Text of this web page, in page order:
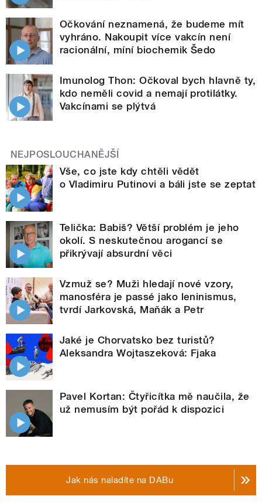
Očkování neznamená, že budeme mít
vyhráno. Nakoupit více vakcín není
racionální, míní biochemik Šedo
Imunolog Thon: Očkoval bych hlavně ty,
kdo neměli covid a nemají protilátky.
Vakcínami se plýtvá
NEJPOSLOUCHANĚJŠÍ
Vše, co jste kdy chtěli vědět
o Vladimiru Putinovi a báli jste se zeptat
Telička: Babiš? Větší problém je jeho
okolí. S neskutečnou arogancí se
přikrývají absurdní věci
Vzmuž se? Muži hledají nové vzory,
manosféra je passé jako leninismus,
tvrdí Jarkovská, Maňák a Petr
Jaké je Chorvatsko bez turistů?
Aleksandra Wojtaszeková: Fjaka
Pavel Kortan: Čtyřicítka mě naučila, že
už nemusím být pořád k dispozici
Jak nás naladíte na DABu